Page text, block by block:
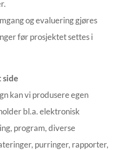
og evaluering gjøres
før prosjektet settes i
side
kan vi produsere egen
bl.a. elektronisk
program, diverse
purringer, rapporter,